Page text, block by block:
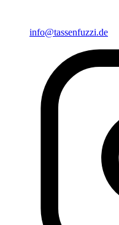
info@tassenfuzzi.de